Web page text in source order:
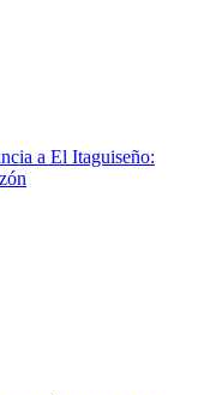
a El Itaguiseño: